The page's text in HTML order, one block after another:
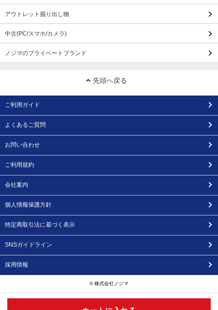
アウトレット掘り出し物
中古(PC/スマホ/カメラ)
ノジマのプライベートブランド
先頭へ戻る
ご利用ガイド
よくあるご質問
お問い合わせ
ご利用規約
会社案内
個人情報保護方針
特定商取引法に基づく表示
SNSガイドライン
採用情報
© 株式会社ノジマ